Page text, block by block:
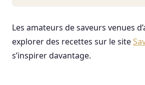
Les amateurs de saveurs venues
explorer des recettes sur le site
s’inspirer davantage.